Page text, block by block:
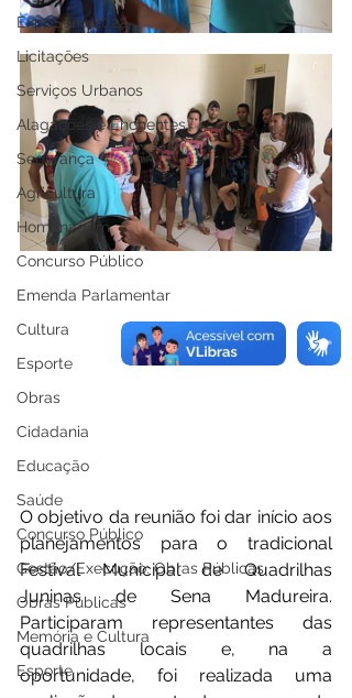
ExpoSena 2022
Licitações
Serviços Urbanos
Alagações e Enchentes
Segurança
Agricultura
Homenagem
Concurso Público
Emenda Parlamentar
Cultura
Esporte
Obras
Cidadania
Educação
Saúde
Concurso Público
Gestão/Execução: Obras Públicas
Obras Públicas
Memória e Cultura
Esporte
O objetivo da reunião foi dar início aos
planejamentos para o tradicional
Festival Municipal de Quadrilhas
Juninas de Sena Madureira.
Participaram representantes das
quadrilhas locais e, na a
oportunidade, foi realizada uma